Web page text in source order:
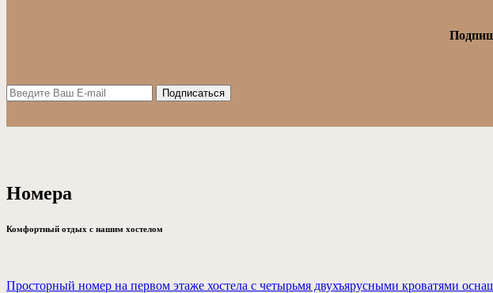
Номера
Комфортный отдых с нашим хостелом
Просторный номер на первом этаже хостела с четырьмя двухъярусными кроватями